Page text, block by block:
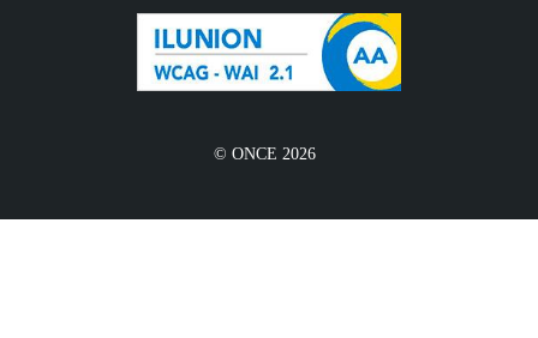
© ONCE 2026